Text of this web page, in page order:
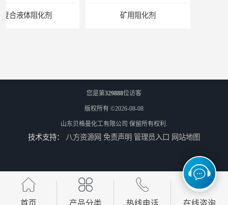
矿用阻化剂 悬浮剂配方
您是第329888位访客
版权所有 ©2026-08-08
山东贝格曼化工有限公司 保留所有权利.
技术支持： 八方资源网 免责声明 管理员入口 网站地图
首页 产品分类 热线电话 在线咨询